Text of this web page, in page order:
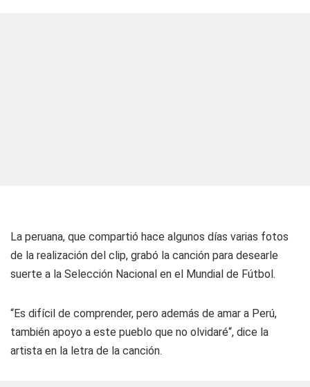
La peruana, que compartió hace algunos días varias fotos
de la realización del clip, grabó la canción para desearle
suerte a la Selección Nacional en el Mundial de Fútbol.
“Es difícil de comprender, pero además de amar a Perú,
también apoyo a este pueblo que no olvidaré“, dice la
artista en la letra de la canción.